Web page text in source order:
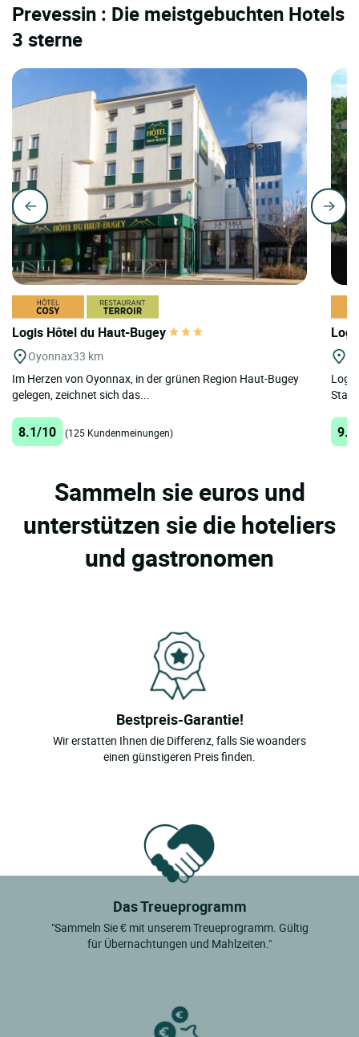
Prevessin : Die meistgebuchten Hotels
3 sterne
Logis Hôtel du Haut-Bugey
Oyonnax33 km
Im Herzen von Oyonnax, in der grünen Region Haut-Bugey
gelegen, zeichnet sich das...
8.1/10 (125 Kundenmeinungen)
Sammeln sie euros und
unterstützen sie die hoteliers
und gastronomen
Bestpreis-Garantie!
Wir erstatten Ihnen die Differenz, falls Sie woanders
einen günstigeren Preis finden.
Das Treueprogramm
"Sammeln Sie € mit unserem Treueprogramm. Gültig
für Übernachtungen und Mahlzeiten."